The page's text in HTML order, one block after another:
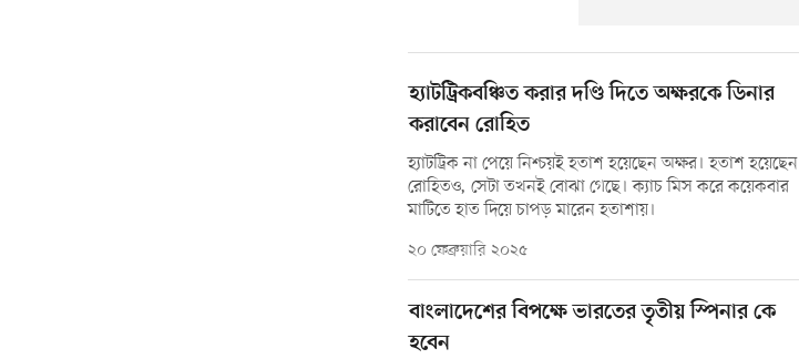
হ্যাটট্রিকবঞ্চিত করার দণ্ডি দিতে অক্ষরকে ডিনার
করাবেন রোহিত
হ্যাটট্রিক না পেয়ে নিশ্চয়ই হতাশ হয়েছেন অক্ষর। হতাশ হয়েছেন
রোহিতও, সেটা তখনই বোঝা গেছে। ক্যাচ মিস করে কয়েকবার
মাটিতে হাত দিয়ে চাপড় মারেন হতাশায়।
২০ ফেব্রুয়ারি ২০২৫
বাংলাদেশের বিপক্ষে ভারতের তৃতীয় স্পিনার কে
হবেন